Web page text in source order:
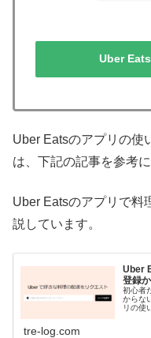
Uber
Uber Eatsのアプリの使
は、下記の記事を参考
Uber Eatsのアプリで料
説しています。
Uber
登録
初心者
からな
リの使
tre-log.com